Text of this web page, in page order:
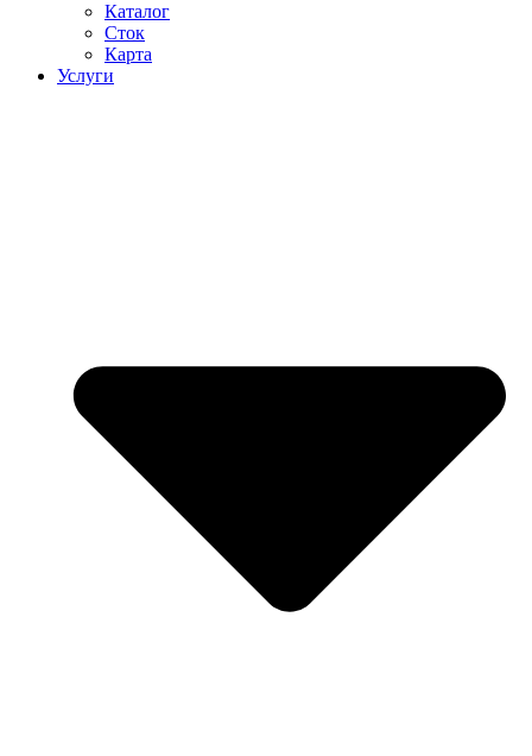
Каталог
Сток
Карта
Услуги